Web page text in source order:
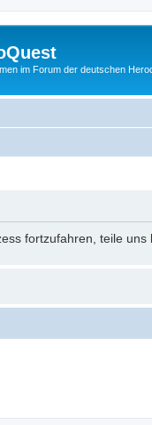
im Forum der deutschen
fortzufahren, teile